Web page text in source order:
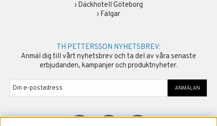
› Däckhotell Göteborg
› Fälgar
TH PETTERSSON NYHETSBREV:
Anmäl dig till vårt nyhetsbrev och ta del av våra senaste
erbjudanden, kampanjer och produktnyheter.
ANMÄLAN